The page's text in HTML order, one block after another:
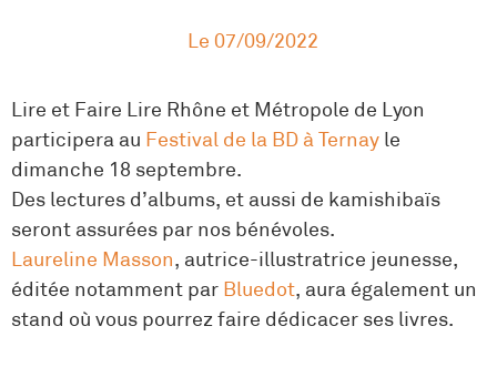
Le 07/09/2022
Lire et Faire Lire Rhône et Métropole de Lyon
participera au Festival de la BD à Ternay le
dimanche 18 septembre.
Des lectures d’albums, et aussi de kamishibaïs
seront assurées par nos bénévoles.
Laureline Masson, autrice-illustratrice jeunesse,
éditée notamment par Bluedot, aura également un
stand où vous pourrez faire dédicacer ses livres.